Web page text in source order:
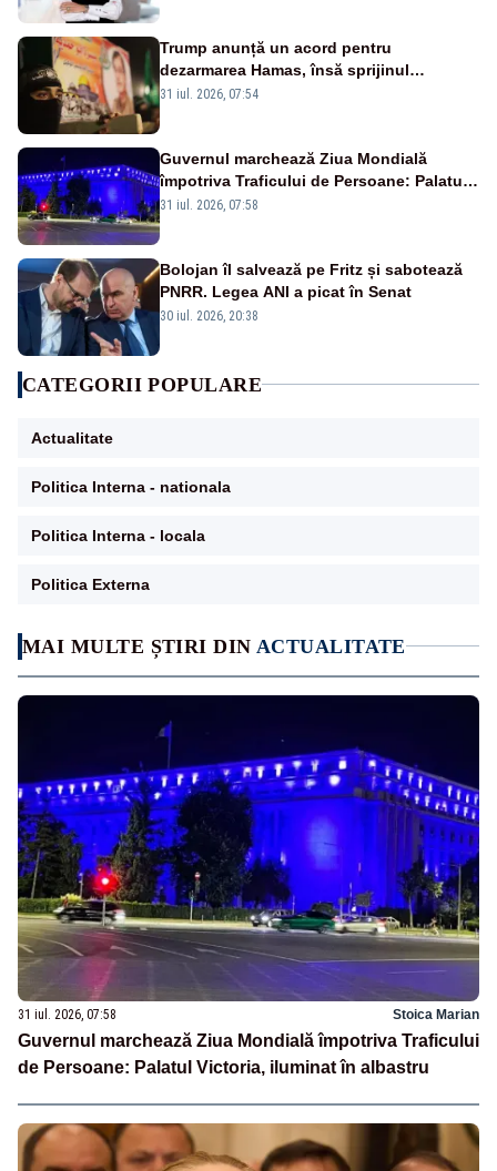
MAI MULTE ȘTIRI DIN ACTUALITATE
31 iul. 2026, 07:58 Stoica Marian
Guvernul marchează Ziua Mondială împotriva Traficului
de Persoane: Palatul Victoria, iluminat în albastru
Trump anunță un acord pentru
dezarmarea Hamas, însă sprijinul
Israelului rămâne incert
31 iul. 2026, 07:54
Guvernul marchează Ziua Mondială
împotriva Traficului de Persoane: Palatul
Victoria, iluminat în albastru
31 iul. 2026, 07:58
Bolojan îl salvează pe Fritz și sabotează
PNRR. Legea ANI a picat în Senat
30 iul. 2026, 20:38
CATEGORII POPULARE
Actualitate
Politica Interna - nationala
Politica Interna - locala
Politica Externa